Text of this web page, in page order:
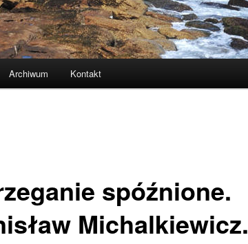
Archiwum Kontakt
spóźnione.
Michalkiewicz.